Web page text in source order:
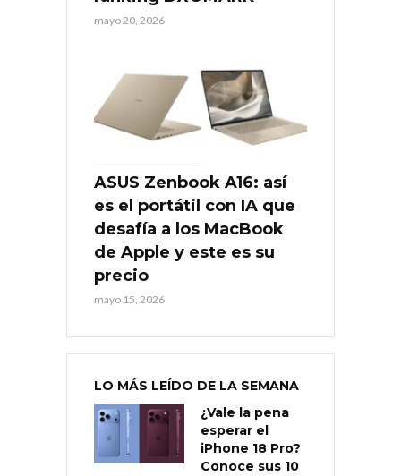
mayo 20, 2026
ASUS Zenbook A16: así
es el portátil con IA que
desafía a los MacBook
de Apple y este es su
precio
mayo 15, 2026
LO MÁS LEÍDO DE LA SEMANA
¿Vale la pena
esperar el
iPhone 18 Pro?
Conoce sus 10